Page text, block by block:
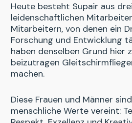
Heute besteht Supair aus
leidenschaftlichen
Mitarbeitern, von denen ein
Forschung und Entwicklung
haben denselben Grund hier
beizutragen
machen.
Diese Frauen und Männer
menschliche Werte vereint: